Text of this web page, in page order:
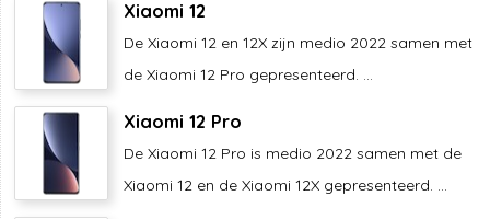
Xiaomi 12
De Xiaomi 12 en 12X zijn medio 2022 samen met
de Xiaomi 12 Pro gepresenteerd. ...
Xiaomi 12 Pro
De Xiaomi 12 Pro is medio 2022 samen met de
Xiaomi 12 en de Xiaomi 12X gepresenteerd. ...